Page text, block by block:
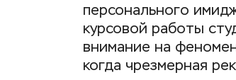
персонального
курсовой работы
внимание на
когда чрезмерная